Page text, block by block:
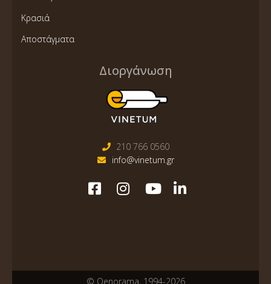
Κρασιά
Αποστάγματα
Διοργάνωση
210 766 0560
info@vinetum.gr
© Oenorama, 1994-2026